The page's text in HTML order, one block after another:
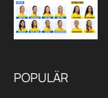
POPULÄR